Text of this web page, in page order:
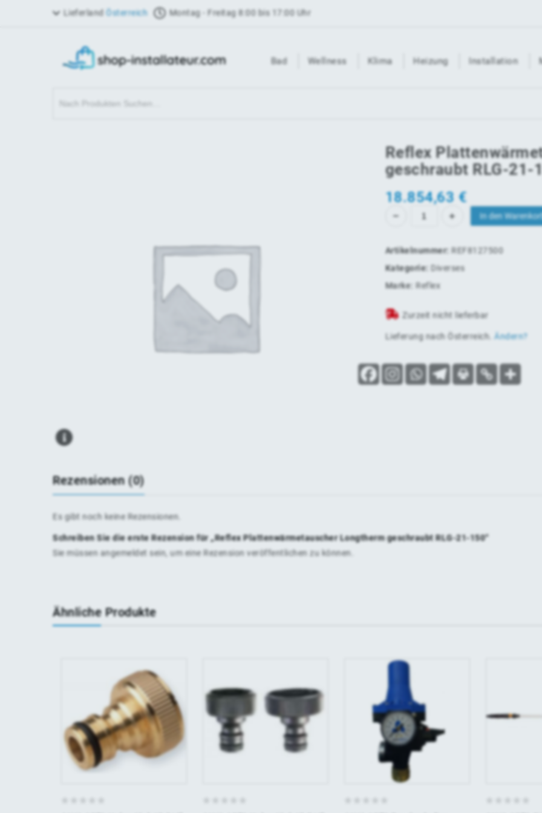
Lieferland Österreich Montag - Freitag 8:00 bis 17:00 Uhr
Bad Wellness Klima Heizung Installation
Reflex
geschraubt RLG-21-
18.854,63€
In den
Artikelnummer: REF8127500
Kategorie: Diverses
Marke:Reflex
Zurzeit nicht lieferbar
Lieferung nach Österreich Ändern?
Rezensionen (0)
Es gibt noch keine Rezensionen.
Schreiben Sie die erste Rezension für „Reflex Plattenwärmetauscher Longtherm geschraubt RLG-21-150“
Sie müssen angemeldet sein, um eine Rezension veröffentlichen zu können.
Ähnliche Produkte